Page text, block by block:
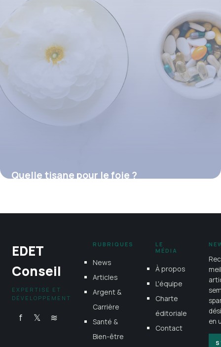
Quelle tisane pour le foie ?
EDET
Conseil
EXPERTISE ET
DÉVELOPPEMENT
f 𝕏 ≋
RUBRIQUES
News
Articles
Argent &
Carrière
Santé &
Bien-être
LE
MÉDIA
À propos
L'équipe
Charte
éditoriale
Contact
en